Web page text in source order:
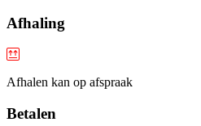
Afhaling
Afhalen kan op afspraak
Betalen